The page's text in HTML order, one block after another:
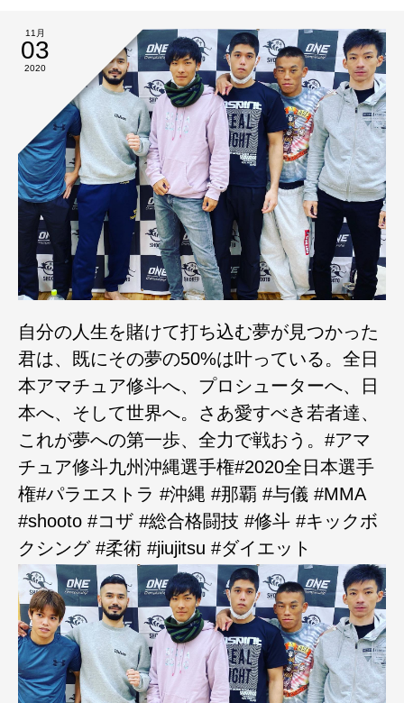
11月
03
2020
自分の人生を賭けて打ち込む夢が見つかった
君は、既にその夢の50%は叶っている。全日
本アマチュア修斗へ、プロシューターへ、日
本へ、そして世界へ。さあ愛すべき若者達、
これが夢への第一歩、全力で戦おう。#アマ
チュア修斗九州沖縄選手権#2020全日本選手
権#パラエストラ #沖縄 #那覇 #与儀 #MMA
#shooto #コザ #総合格闘技 #修斗 #キックボ
クシング #柔術 #jiujitsu #ダイエット